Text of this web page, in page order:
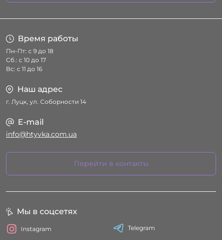
Время работы
Пн-Пт: с 9 до 18
Сб.: с 10 до 17
Вс: с 11 до 16
Наш адрес
г. Луцк, ул. Соборности 14
E-mail
info@htyvka.com.ua
Перейти в контакты
Мы в соцсетях
Instagram Telegram